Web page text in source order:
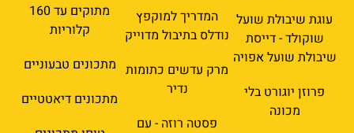
עוגת שיבולת שועל
שוקולד - דייסת
שיבולת שועל אפויה
פרוזן יוגורט בלי
מכונה
המדריך למוקפץ
נודלס בתיבול מדוייק
מרק עדשים כתומות
נדיר
פסטה רוזה - עם
מתוקים עד 160
קלוריות
מתכונים טבעוניים
מתכונים דיאטטיים